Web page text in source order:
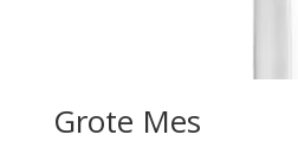
Grote Mes